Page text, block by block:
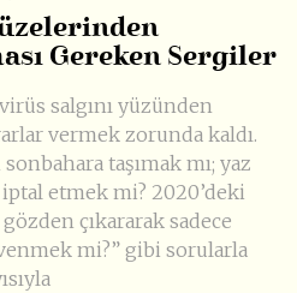
Gereken Sergiler
salgını yüzünden
vermek zorunda kaldı.
taşımak mı; yaz
etmek mi? 2020’deki
çıkararak sadece
mi?” gibi sorularla